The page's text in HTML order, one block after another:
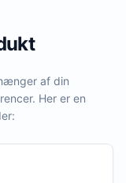
af din
Her er en